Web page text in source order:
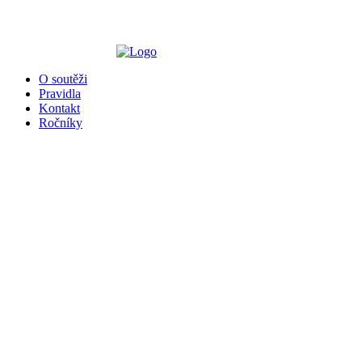
O soutěži
Pravidla
Kontakt
Ročníky